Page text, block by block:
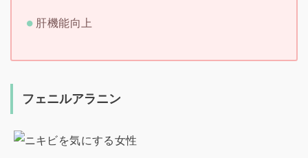
肝機能向上
フェニルアラニン